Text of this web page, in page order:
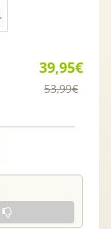
39,95€
53,99€